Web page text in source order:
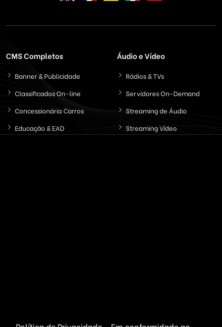
CMS Completos
Banner & Publicidade
Classificados On-line
Concessionária Carros
Educação & EAD
Áudio e Vídeo
Rádios & TVs
Servidores On-Demand
Streaming de Áudio
Streaming Vídeo